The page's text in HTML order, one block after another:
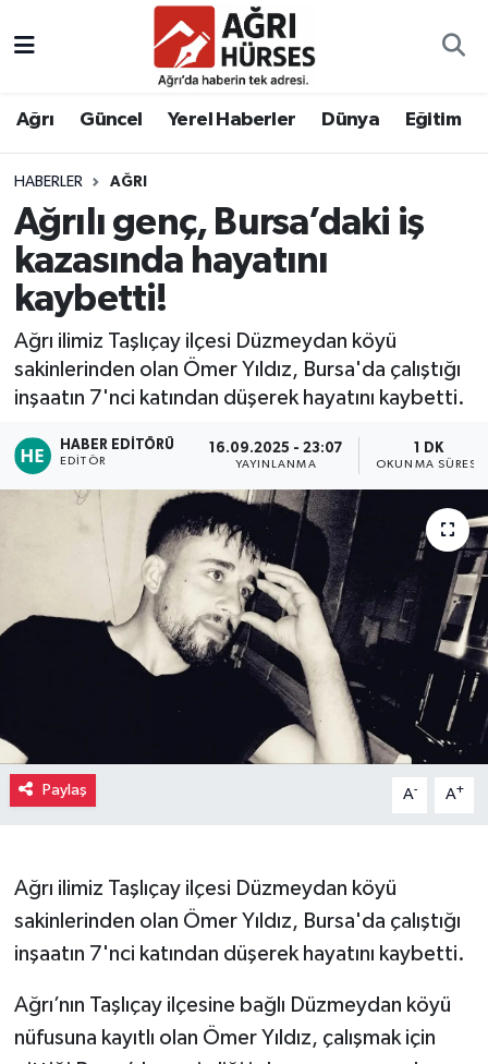
Ağrı Güncel Yerel Haberler Dünya Eğitim
HABERLER AĞRI
Ağrılı genç, Bursa’daki iş
kazasında hayatını
kaybetti!
Ağrı ilimiz Taşlıçay ilçesi Düzmeydan köyü
sakinlerinden olan Ömer Yıldız, Bursa'da çalıştığı
inşaatın 7'nci katından düşerek hayatını kaybetti.
HABER EDITÖRÜ
EDITÖR
16.09.2025 - 23:07
YAYINLANMA
1 DK
OKUNMA SÜRESI
Paylaş A- A+
Ağrı ilimiz Taşlıçay ilçesi Düzmeydan köyü
sakinlerinden olan Ömer Yıldız, Bursa'da çalıştığı
inşaatın 7'nci katından düşerek hayatını kaybetti.
Ağrı’nın Taşlıçay ilçesine bağlı Düzmeydan köyü
nüfusuna kayıtlı olan Ömer Yıldız, çalışmak için
Hava Durumu
Tüm Manşetler
Son Dakika Haberleri
Haber Arşivi